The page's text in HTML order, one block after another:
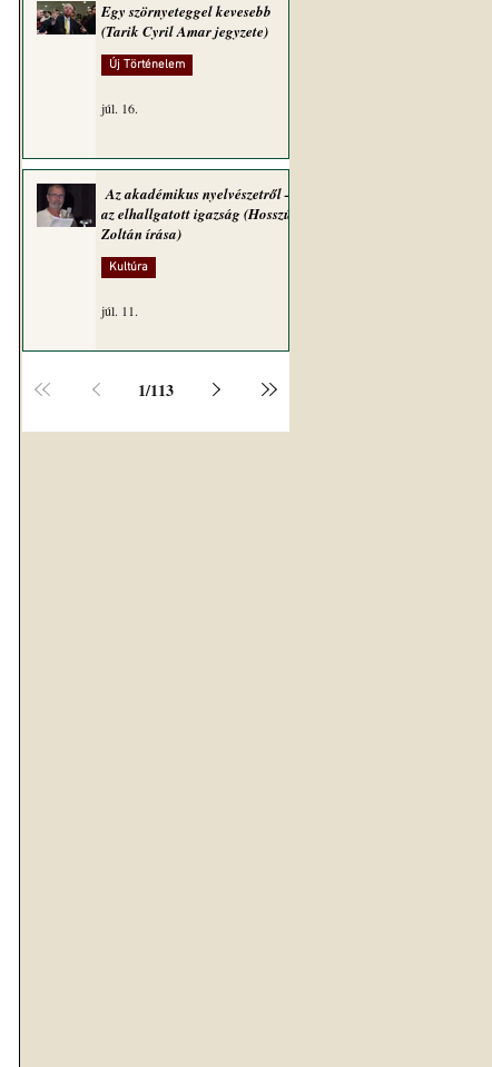
Egy szörnyeteggel kevesebb
(Tarik Cyril Amar jegyzete)
Új Történelem
júl. 16.
Az akadémikus nyelvészetről –
az elhallgatott igazság (Hosszú
Zoltán írása)
Kultúra
júl. 11.
1/113